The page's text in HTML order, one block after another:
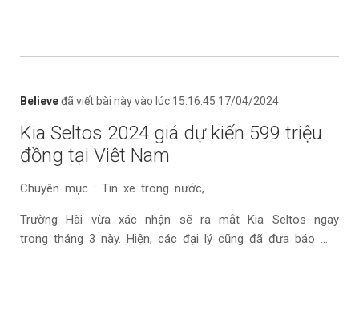
...
Believeđã viết bài này vào lúc 15:16:45 17/04/2024
Kia Seltos 2024 giá dự kiến 599 triệu
đồng tại Việt Nam
Chuyên mục : Tin xe trong nước,
Trường Hài vừa xác nhận sẽ ra mắt Kia Seltos ngay
trong tháng 3 này. Hiện, các đại lý cũng đã đưa báo ...